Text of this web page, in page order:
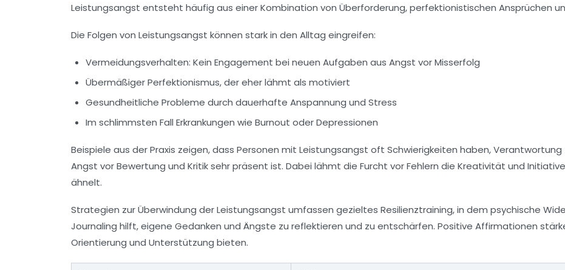
Leistungsangst entsteht häufig aus einer Kombination von Überforderung, perfektionistischen Ansprüchen
Die Folgen von Leistungsangst können stark in den Alltag eingreifen:
Vermeidungsverhalten: Kein Engagement bei neuen Aufgaben aus Angst vor Misserfolg
Übermäßiger Perfektionismus, der eher lähmt als motiviert
Gesundheitliche Probleme durch dauerhafte Anspannung und Stress
Im schlimmsten Fall Erkrankungen wie Burnout oder Depressionen
Beispiele aus der Praxis zeigen, dass Personen mit Leistungsangst oft Schwierigkeiten haben,
Angst vor Bewertung und Kritik sehr präsent ist. Dabei lähmt die Furcht vor Fehlern die Kreativität und
ähnelt.
Strategien zur Überwindung der Leistungsangst umfassen gezieltes Resilienztraining, in dem psychische
Journaling hilft, eigene Gedanken und Ängste zu reflektieren und zu entschärfen. Positive Affirmationen
Orientierung und Unterstützung bieten.